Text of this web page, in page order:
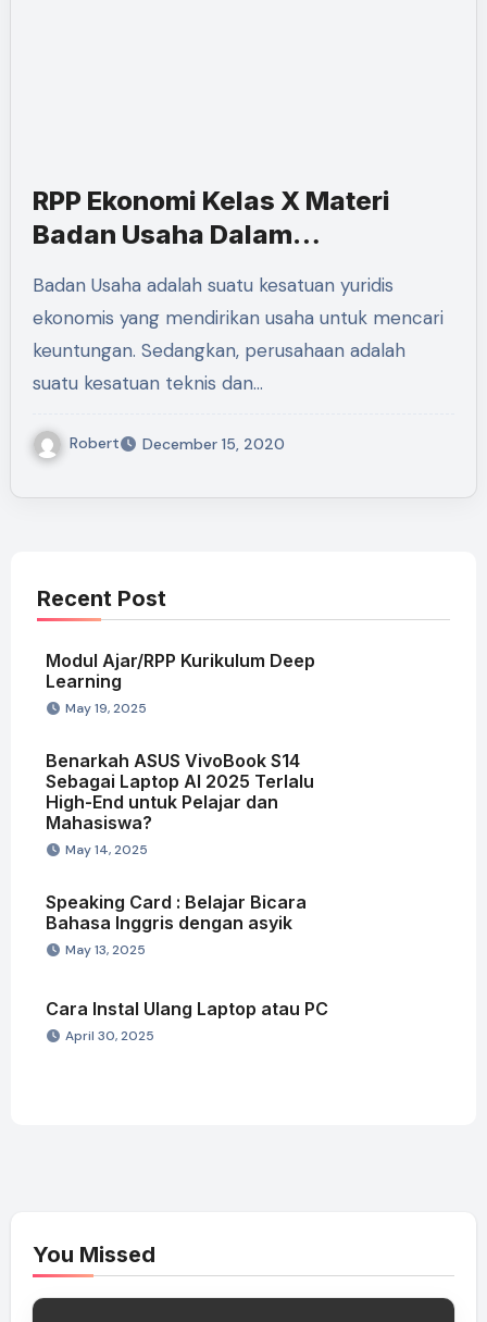
RPP Ekonomi Kelas X Materi
Badan Usaha Dalam
Badan Usaha adalah suatu kesatuan yuridis
ekonomis yang mendirikan usaha untuk mencari
keuntungan. Sedangkan, perusahaan adalah
suatu kesatuan teknis dan…
Robert December 15, 2020
Recent Post
Modul Ajar/RPP Kurikulum Deep
Learning
May 19, 2025
Benarkah ASUS VivoBook S14
Sebagai Laptop AI 2025 Terlalu
High-End untuk Pelajar dan
Mahasiswa?
May 14, 2025
Speaking Card : Belajar Bicara
Bahasa Inggris dengan asyik
May 13, 2025
Cara Instal Ulang Laptop atau PC
April 30, 2025
You Missed